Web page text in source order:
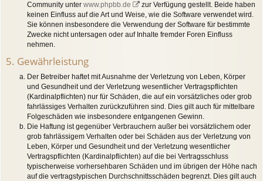
Community unter www.phpbb.de
zur Verfügung gestellt. Beide haben
keinen Einfluss auf die Art und Weise, wie die Software verwendet wird.
Sie können insbesondere die Verwendung der Software für bestimmte
Zwecke nicht untersagen oder auf Inhalte fremder Foren Einfluss
nehmen.
5. Gewährleistung
Der Betreiber haftet mit Ausnahme der Verletzung von Leben, Körper
und Gesundheit und der Verletzung wesentlicher Vertragspflichten
(Kardinalpflichten) nur für Schäden, die auf ein vorsätzliches oder grob
fahrlässiges Verhalten zurückzuführen sind. Dies gilt auch für mittelbare
Folgeschäden wie insbesondere entgangenen Gewinn.
Die Haftung ist gegenüber Verbrauchern außer bei vorsätzlichem oder
grob fahrlässigem Verhalten oder bei Schäden aus der Verletzung von
Leben, Körper und Gesundheit und der Verletzung wesentlicher
Vertragspflichten (Kardinalpflichten) auf die bei Vertragsschluss
typischerweise vorhersehbaren Schäden und im übrigen der Höhe nach
auf die vertragstypischen Durchschnittsschäden begrenzt. Dies gilt auch